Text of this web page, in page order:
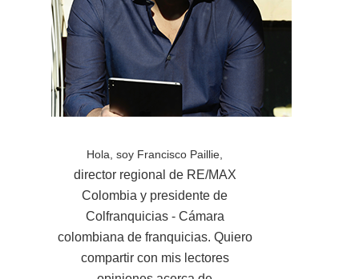
Hola, soy Francisco Paillie,
director regional de RE/MAX
Colombia y presidente de
Colfranquicias - Cámara
colombiana de franquicias. Quiero
compartir con mis lectores